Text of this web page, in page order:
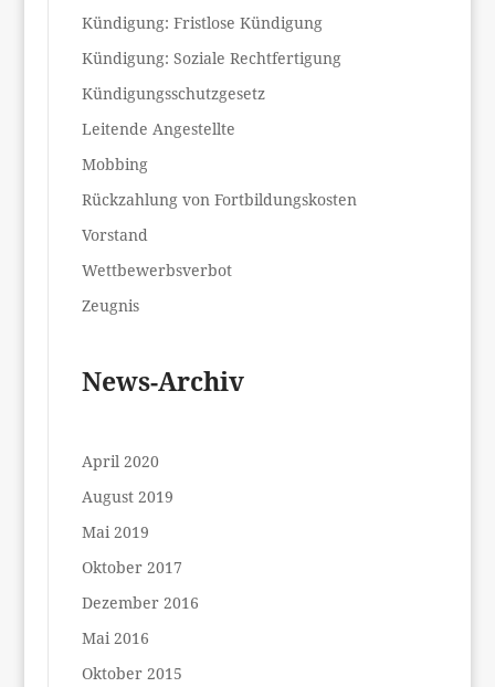
Kündigung: Fristlose Kündigung
Kündigung: Soziale Rechtfertigung
Kündigungsschutzgesetz
Leitende Angestellte
Mobbing
Rückzahlung von Fortbildungskosten
Vorstand
Wettbewerbsverbot
Zeugnis
News-Archiv
April 2020
August 2019
Mai 2019
Oktober 2017
Dezember 2016
Mai 2016
Oktober 2015